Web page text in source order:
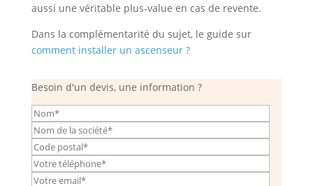
aussi une véritable plus-value en cas de revente.
Dans la complémentarité du sujet, le guide sur
comment installer un ascenseur ?
Besoin d'un devis, une information ?